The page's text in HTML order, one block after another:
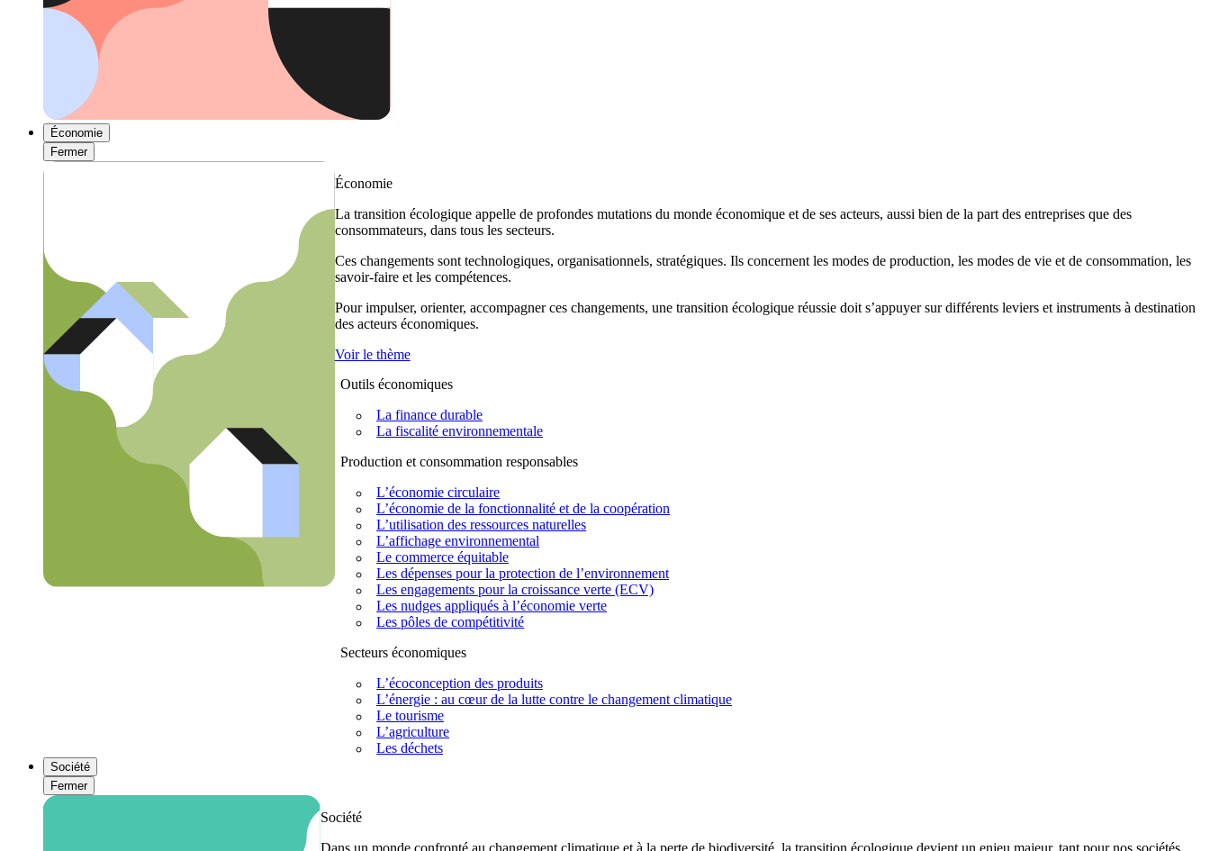
Économie
Fermer
Économie
La transition écologique appelle de profondes mutations du monde économique et de ses acteurs, aussi bien de la part des entreprises que des
consommateurs, dans tous les secteurs.
Ces changements sont technologiques, organisationnels, stratégiques. Ils concernent les modes de production, les modes de vie et de consommation, les
savoir-faire et les compétences.
Pour impulser, orienter, accompagner ces changements, une transition écologique réussie doit s’appuyer sur différents leviers et instruments à destination
des acteurs économiques.
Voir le thème
Outils économiques
La finance durable
La fiscalité environnementale
Production et consommation responsables
L’économie circulaire
L’économie de la fonctionnalité et de la coopération
L’utilisation des ressources naturelles
L’affichage environnemental
Le commerce équitable
Les dépenses pour la protection de l’environnement
Les engagements pour la croissance verte (ECV)
Les nudges appliqués à l’économie verte
Les pôles de compétitivité
Secteurs économiques
L’écoconception des produits
L’énergie : au cœur de la lutte contre le changement climatique
Le tourisme
L’agriculture
Les déchets
Société
Fermer
Société
Dans un monde confronté au changement climatique et à la perte de biodiversité, la transition écologique devient un enjeu majeur, tant pour nos sociétés